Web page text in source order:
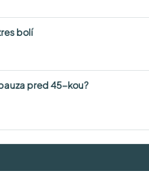
bolí
pred 45-kou?